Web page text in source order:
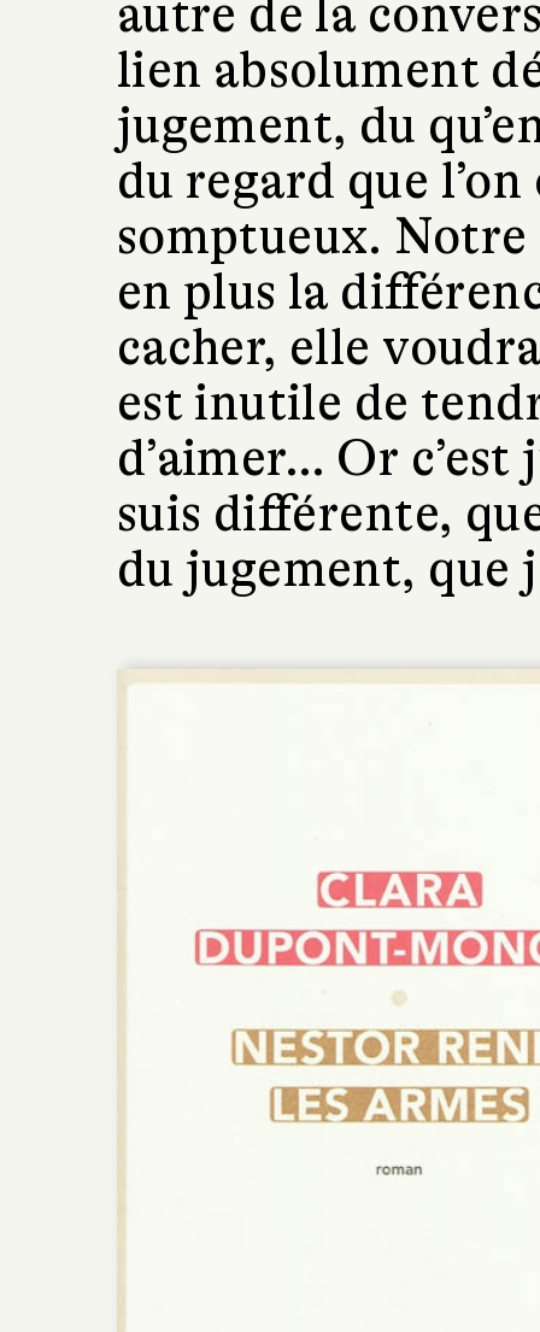
autre de la
lien absolument
jugement, du
du regard que
somptueux.
en plus la
cacher, elle
est inutile de
d’aimer… Or
suis différente,
du jugement, que